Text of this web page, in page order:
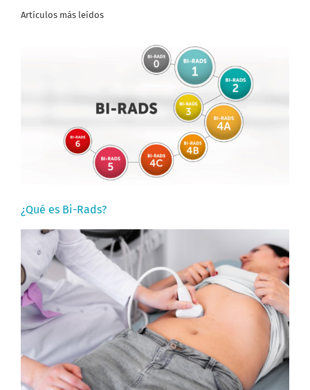
Artículos más leídos
¿Qué es Bi-Rads?